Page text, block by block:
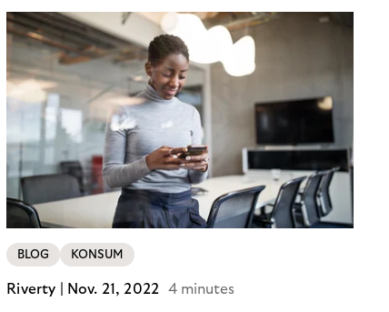
BLOG KONSUM
Riverty | Nov. 21, 2022 4 minutes